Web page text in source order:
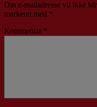
Din e-mailadresse vil ikke
markeret med *
Kommentar *